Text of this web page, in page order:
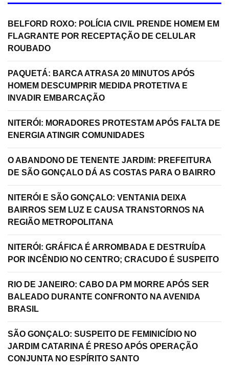
BELFORD ROXO: POLÍCIA CIVIL PRENDE HOMEM EM
FLAGRANTE POR RECEPTAÇÃO DE CELULAR
ROUBADO
PAQUETÁ: BARCA ATRASA 20 MINUTOS APÓS
HOMEM DESCUMPRIR MEDIDA PROTETIVA E
INVADIR EMBARCAÇÃO
NITERÓI: MORADORES PROTESTAM APÓS FALTA DE
ENERGIA ATINGIR COMUNIDADES
O ABANDONO DE TENENTE JARDIM: PREFEITURA
DE SÃO GONÇALO DÁ AS COSTAS PARA O BAIRRO
NITERÓI E SÃO GONÇALO: VENTANIA DEIXA
BAIRROS SEM LUZ E CAUSA TRANSTORNOS NA
REGIÃO METROPOLITANA
NITERÓI: GRÁFICA É ARROMBADA E DESTRUÍDA
POR INCÊNDIO NO CENTRO; CRACUDO É SUSPEITO
RIO DE JANEIRO: CABO DA PM MORRE APÓS SER
BALEADO DURANTE CONFRONTO NA AVENIDA
BRASIL
SÃO GONÇALO: SUSPEITO DE FEMINICÍDIO NO
JARDIM CATARINA É PRESO APÓS OPERAÇÃO
CONJUNTA NO ESPÍRITO SANTO